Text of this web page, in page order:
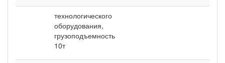
технологического
оборудования,
грузоподъемность
10т